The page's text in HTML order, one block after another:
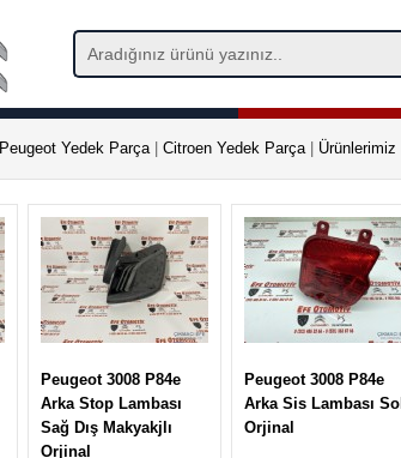
Peugeot Yedek Parça| Citroen Yedek Parça| Ürünlerimiz
Peugeot 3008 P84e
Arka Stop Lambası
Sağ Dış Makyakjlı
Orjinal
Peugeot 3008 P84e
Arka Sis Lambası Sol
Orjinal